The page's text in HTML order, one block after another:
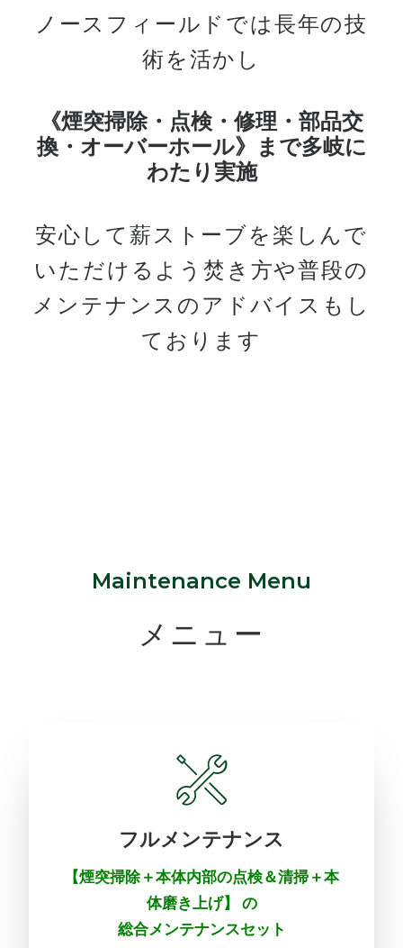
ノースフィールドでは長年の技
術を活かし
《煙突掃除・点検・修理・部品交
換・オーバーホール》まで多岐に
わたり実施
安心して薪ストーブを楽しんで
いただけるよう 焚き方や普段の
メンテナンスのアドバイスもし
ております
Maintenance Menu
メニュー
フルメンテナンス
【煙突掃除＋本体内部の点検＆清掃＋本
体磨き上げ】 の
総合メンテナンスセット